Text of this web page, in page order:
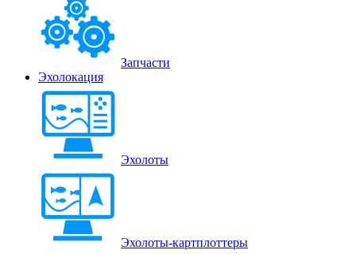
Запчасти
Эхолокация
Эхолоты
Эхолоты-картплоттеры